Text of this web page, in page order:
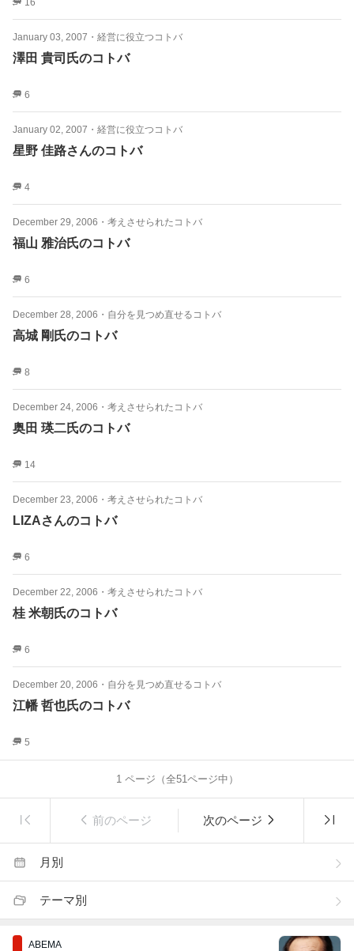
16
January 03, 2007 ・ 経営に役立つコトバ
澤田 貴司氏のコトバ
6
January 02, 2007 ・ 経営に役立つコトバ
星野 佳路さんのコトバ
4
December 29, 2006 ・ 考えさせられたコトバ
福山 雅治氏のコトバ
6
December 28, 2006 ・ 自分を見つめ直せるコトバ
高城 剛氏のコトバ
8
December 24, 2006 ・ 考えさせられたコトバ
奥田 瑛二氏のコトバ
14
December 23, 2006 ・ 考えさせられたコトバ
LIZAさんのコトバ
6
December 22, 2006 ・ 考えさせられたコトバ
桂 米朝氏のコトバ
6
December 20, 2006 ・ 自分を見つめ直せるコトバ
江幡 哲也氏のコトバ
5
1ページ（全51ページ中）
前のページ 次のページ
月別
テーマ別
ABEMA